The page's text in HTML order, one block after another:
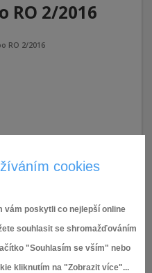
cookies
vám poskytli co nejlepší online
souhlasit se shromažďováním
"Souhlasím se vším" nebo
kliknutím na "Zobrazit více"...
RO 2/2016
RO 2/2016
2 291× zobrazeno